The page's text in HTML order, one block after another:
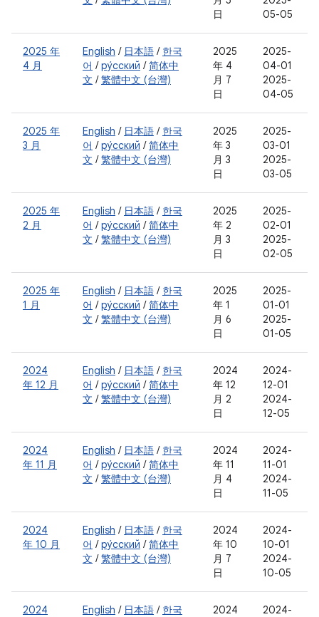
日
05-05
2025 年
4 月
English / 日本語 / 한국
어 /ру́сский /简体中
文 /繁體中文 (台灣)
2025
年 4
月 7
日
2025-
04-01
2025-
04-05
2025 年
3 月
English / 日本語 / 한국
어 /ру́сский /简体中
文 /繁體中文 (台灣)
2025
年 3
月 3
日
2025-
03-01
2025-
03-05
2025 年
2 月
English / 日本語 / 한국
어 /ру́сский /简体中
文 /繁體中文 (台灣)
2025
年 2
月 3
日
2025-
02-01
2025-
02-05
2025 年
1 月
English / 日本語 / 한국
어 /ру́сский /简体中
文 /繁體中文 (台灣)
2025
年 1
月 6
日
2025-
01-01
2025-
01-05
2024
年 12 月
English / 日本語 / 한국
어 /ру́сский /简体中
文 /繁體中文 (台灣)
2024
年 12
月 2
日
2024-
12-01
2024-
12-05
2024
年 11 月
English / 日本語 / 한국
어 /ру́сский /简体中
文 /繁體中文 (台灣)
2024
年 11
月 4
日
2024-
11-01
2024-
11-05
2024
年 10 月
English / 日本語 / 한국
어 /ру́сский /简体中
文 /繁體中文 (台灣)
2024
年 10
月 7
日
2024-
10-01
2024-
10-05
2024
English / 日本語 / 한국
2024
2024-